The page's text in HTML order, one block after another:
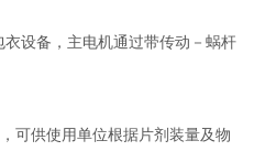
设备，主电机通过带传动－蜗杆
可供使用单位根据片剂装量及物